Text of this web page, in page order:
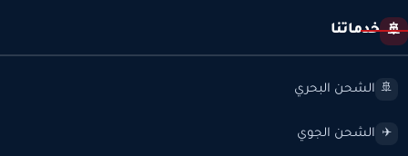
🚢 خدماتنا
🚢 الشحن البحري
✈️ الشحن الجوي